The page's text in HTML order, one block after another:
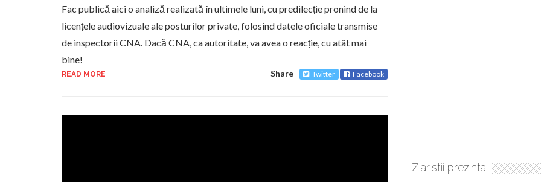
Fac publică aici o analiză realizată în ultimele luni, cu predilecție pronind de la
licențele audiovizuale ale posturilor private, folosind datele oficiale transmise
de inspectorii CNA. Dacă CNA, ca autoritate, va avea o reacție, cu atât mai
bine!
READ MORE Share Twitter Facebook
Ziaristii prezinta